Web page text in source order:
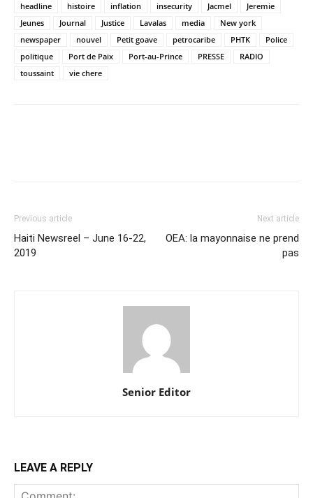
headline
histoire inflation insecurity Jacmel
Jeremie
Jeunes
Journal Justice Lavalas media
New york
newspaper
nouvel Petit goave petrocaribe PHTK
Police
politique
Port de Paix Port-au-Prince PRESSE
RADIO
toussaint
vie chere
Previous article
Haiti Newsreel – June 16-22,
2019
Next article
OEA: la mayonnaise ne prend
pas
Senior Editor
LEAVE A REPLY